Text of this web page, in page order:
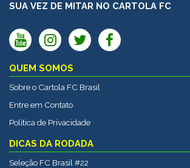
SUA VEZ DE MITAR NO CARTOLA FC
QUEM SOMOS
Sobre o Cartola FC Brasil
Entre em Contato
Política de Privacidade
DICAS DA RODADA
Seleção FC Brasil #22